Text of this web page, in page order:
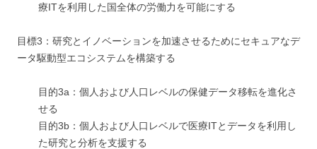
療ITを利用した国全体の労働力を可能にする
目標3：研究とイノベーションを加速させるためにセキュアなデ
ータ駆動型エコシステムを構築する
目的3a：個人および人口レベルの保健データ移転を進化さ
せる
目的3b：個人および人口レベルで医療ITとデータを利用し
た研究と分析を支援する